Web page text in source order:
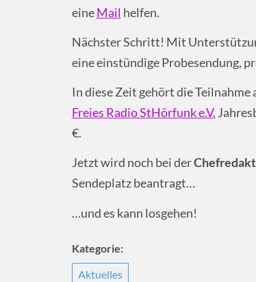
eineMail helfen.
Nächster Schritt! Mit
eine einstündige Probesendung,
In diese Zeit gehört die
Freies Radio StHörfunk e.V.
€.
Jetzt wird noch bei der
Sendeplatz beantragt…
…und es kann losgehen!
Kategorie:
Aktuelles